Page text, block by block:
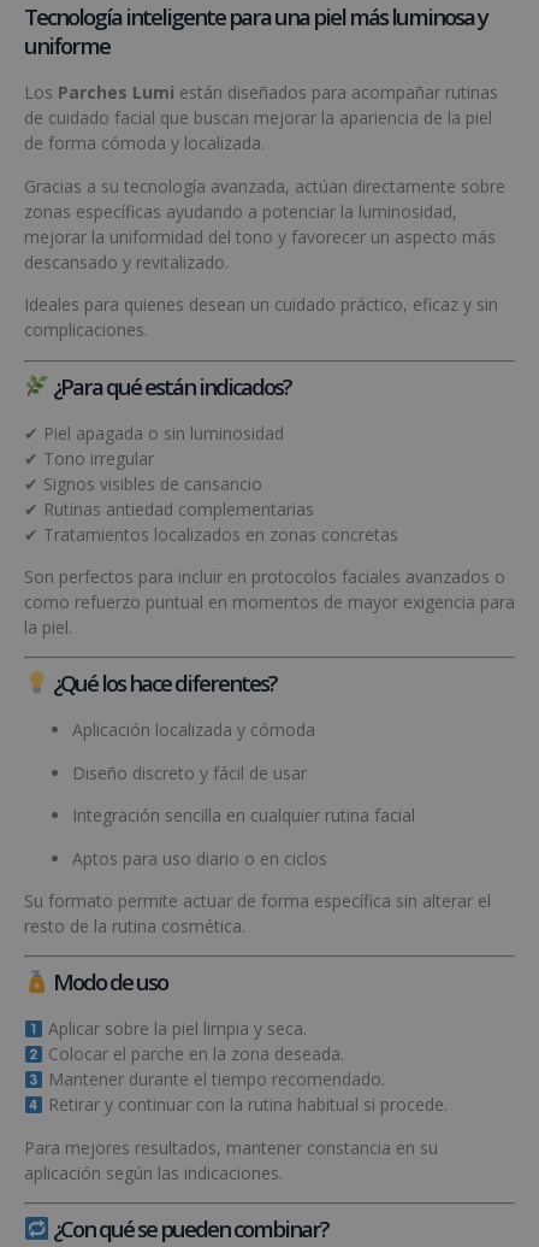
Tecnología inteligente para una piel más luminosa y
uniforme
Los Parches Lumi están diseñados para acompañar rutinas
de cuidado facial que buscan mejorar la apariencia de la piel
de forma cómoda y localizada.
Gracias a su tecnología avanzada, actúan directamente sobre
zonas específicas ayudando a potenciar la luminosidad,
mejorar la uniformidad del tono y favorecer un aspecto más
descansado y revitalizado.
Ideales para quienes desean un cuidado práctico, eficaz y sin
complicaciones.
¿Para qué están indicados?
✔ Piel apagada o sin luminosidad
✔ Tono irregular
✔ Signos visibles de cansancio
✔ Rutinas antiedad complementarias
✔ Tratamientos localizados en zonas concretas
Son perfectos para incluir en protocolos faciales avanzados o
como refuerzo puntual en momentos de mayor exigencia para
la piel.
¿Qué los hace diferentes?
Aplicación localizada y cómoda
Diseño discreto y fácil de usar
Integración sencilla en cualquier rutina facial
Aptos para uso diario o en ciclos
Su formato permite actuar de forma específica sin alterar el
resto de la rutina cosmética.
Modo de uso
Aplicar sobre la piel limpia y seca.
Colocar el parche en la zona deseada.
Mantener durante el tiempo recomendado.
Retirar y continuar con la rutina habitual si procede.
Para mejores resultados, mantener constancia en su
aplicación según las indicaciones.
¿Con qué se pueden combinar?